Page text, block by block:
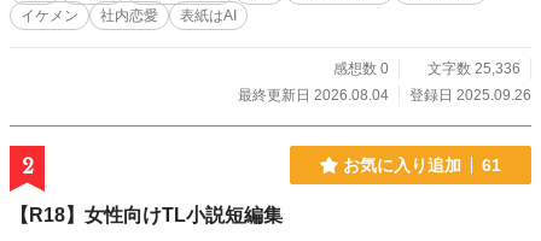
イケメン
社内恋愛 表紙はAI
感想数 0
文字数 25,336
最終更新日 2026.08.04
登録日 2025.09.26
2 お気に入り追加 61
【R18】女性向けTL小説短編集